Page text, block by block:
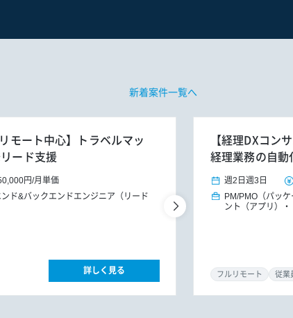
新着案件一覧へ
モート中心】トラベルマッ
ード支援
円/月単価
ド&バックエンドエンジニア（リード
詳しく見る
【経理DXコン
経理業務の自動
週2日 週3日
PM/PMO（パッ
ント（アプリ）
フルリモート 従業